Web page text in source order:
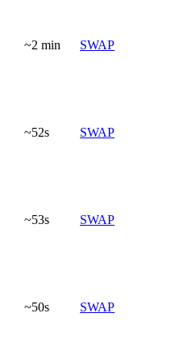
~2 min SWAP
~52s SWAP
~53s SWAP
~50s SWAP